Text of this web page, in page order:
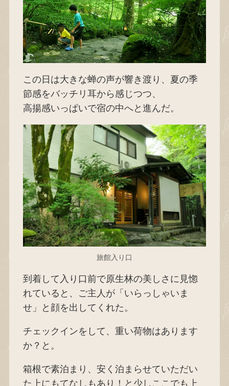
この日は大きな蝉の声が響き渡り、夏の季
節感をバッチリ耳から感じつつ、
高揚感いっぱいで宿の中へと進んだ。
旅館入り口
到着して入り口前で原生林の美しさに見惚
れていると、ご主人が「いらっしゃいま
せ」と顔を出してくれた。
チェックインをして、重い荷物はあります
か？と。
箱根で素泊まり、安く泊まらせていただい
た上にもてなしもあり！と少しここでも上